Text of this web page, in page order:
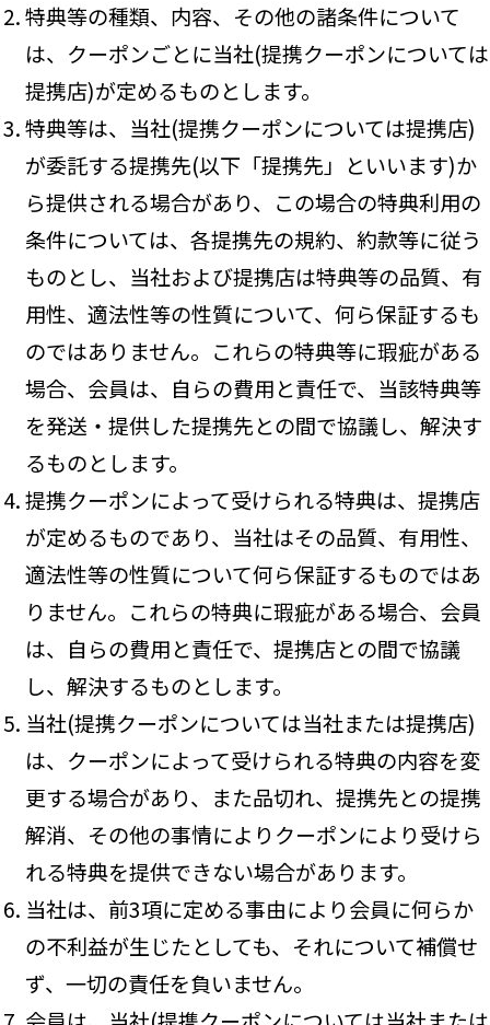
特典等の種類、内容、その他の諸条件について
は、クーポンごとに当社(提携クーポンについては
提携店)が定めるものとします。
特典等は、当社(提携クーポンについては提携店)
が委託する提携先(以下「提携先」といいます)か
ら提供される場合があり、この場合の特典利用の
条件については、各提携先の規約、約款等に従う
ものとし、当社および提携店は特典等の品質、有
用性、適法性等の性質について、何ら保証するも
のではありません。これらの特典等に瑕疵がある
場合、会員は、自らの費用と責任で、当該特典等
を発送・提供した提携先との間で協議し、解決す
るものとします。
提携クーポンによって受けられる特典は、提携店
が定めるものであり、当社はその品質、有用性、
適法性等の性質について何ら保証するものではあ
りません。これらの特典に瑕疵がある場合、会員
は、自らの費用と責任で、提携店との間で協議
し、解決するものとします。
当社(提携クーポンについては当社または提携店)
は、クーポンによって受けられる特典の内容を変
更する場合があり、また品切れ、提携先との提携
解消、その他の事情によりクーポンにより受けら
れる特典を提供できない場合があります。
当社は、前3項に定める事由により会員に何らか
の不利益が生じたとしても、それについて補償せ
ず、一切の責任を負いません。